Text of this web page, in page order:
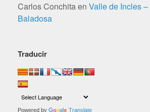
Carlos Conchitaen Valle de Incles
Baladosa
Traducir
Powered by Translate